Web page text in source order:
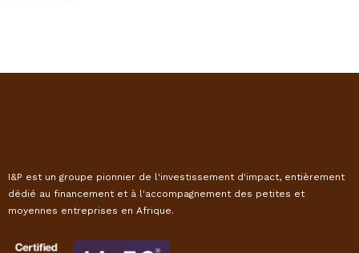
I&P est un groupe pionnier de l'investissement d'impact, entièrement
dédié au financement et à l'accompagnement des petites et
moyennes entreprises en Afrique.